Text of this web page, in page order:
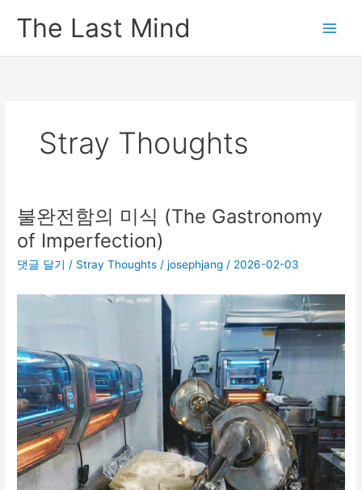
The Last Mind
Stray Thoughts
불완전함의 미식 (The Gastronomy
of Imperfection)
댓글 달기 / Stray Thoughts /josephjang / 2026-02-03